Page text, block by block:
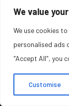
We value
We use cookies
personalised ads
"Accept All", you
Customise
Traiteur –